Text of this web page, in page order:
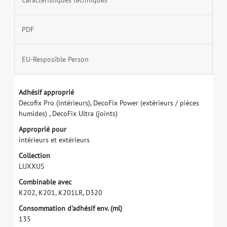
PDF
EU-Resposible Person
Adhésif approprié
Decofx Pro (intérieurs), DecoFix Power (extérieurs / pièces
humides) , DecoFix Ultra (joints)
Approprié pour
intérieurs et extérieurs
Collection
LUXXUS
Combinable avec
K202, K201, K201LR, D320
Consommation d'adhésif env. (ml)
135